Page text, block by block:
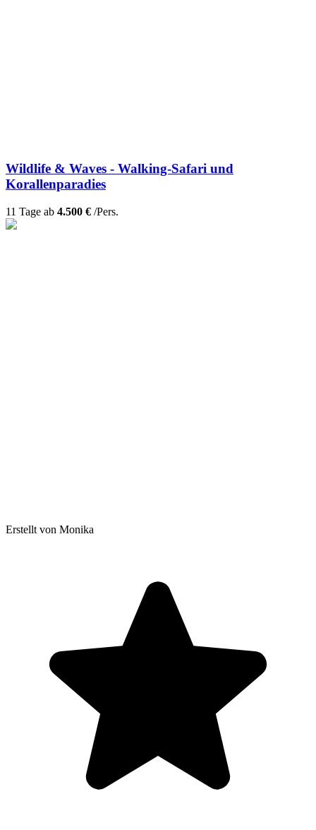
Wildlife & Waves - Walking-Safari und
Korallenparadies
11 Tage ab 4.500 € /Pers.
Erstellt von Monika